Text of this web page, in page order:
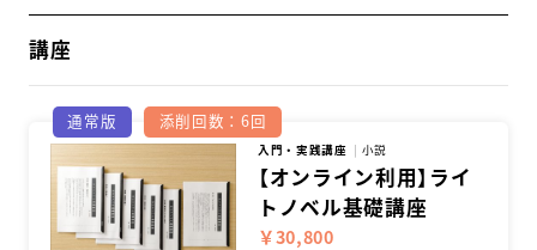
童話
ライティング
学び方から探す
デジタル講座
講座
通常版 添削回数：6回
入門・実践講座 小説
【オンライン利用】ライ
トノベル基礎講座
￥30,800